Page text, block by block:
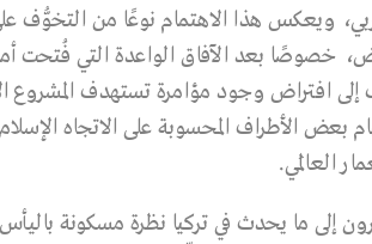
ويعكس هذا الاهتمام نوعًا من التخوُّف
خصوصًا بعد الآفاق الواعدة التي فُتحت
افتراض وجود مؤامرة تستهدف المشروع
بعض الأطراف المحسوبة على الاتجاه
العالَمي.
إلى ما يحدث في تركيا نظرة مسكونة